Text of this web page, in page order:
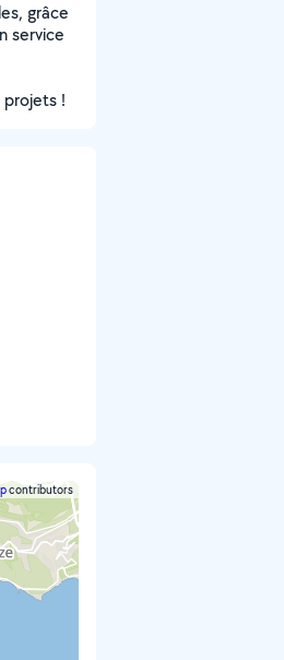
grâce
service
!
contributors